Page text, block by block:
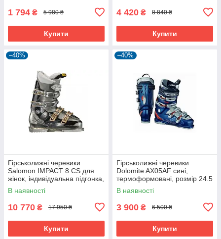
1 794 ₴ 5 980 ₴
Купити
4 420 ₴ 8 840 ₴
Купити
–40%
Гірськолижні черевики
Salomon IMPACT 8 CS для
жінок, індивідуальна підгонка,
червоні
В наявності
10 770 ₴ 17 950 ₴
Купити
–40%
Гірськолижні черевики
Dolomite AX05AF сині,
термоформовані, розмір 24.5
MР
В наявності
3 900 ₴ 6 500 ₴
Купити